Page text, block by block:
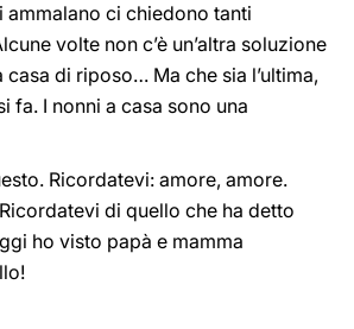
ammalano ci chiedono tanti
volte non c’è un’altra soluzione
di riposo… Ma che sia l’ultima,
fa. I nonni a casa sono una
Ricordatevi: amore, amore.
di quello che ha detto
ho visto papà e mamma